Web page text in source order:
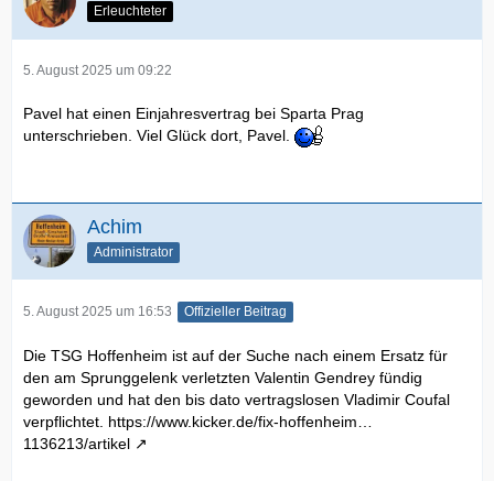
Erleuchteter
5. August 2025 um 09:22
Pavel hat einen Einjahresvertrag bei Sparta Prag
unterschrieben. Viel Glück dort, Pavel.
Achim
Administrator
5. August 2025 um 16:53 Offizieller Beitrag
Die TSG Hoffenheim ist auf der Suche nach einem Ersatz für
den am Sprunggelenk verletzten Valentin Gendrey fündig
geworden und hat den bis dato vertragslosen Vladimir Coufal
verpflichtet. https://www.kicker.de/fix-hoffenheim…
1136213/artikel